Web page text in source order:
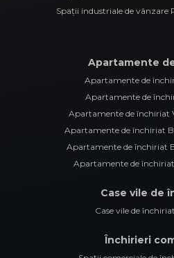
Spații industriale de vânzare
Apartamente
Apartamente de
Apartamente de
Apartamente de închiriat
Apartamente de închiriat
Apartamente de închiriat
Apartamente de
Case vile de
Case vile de
Închirieri